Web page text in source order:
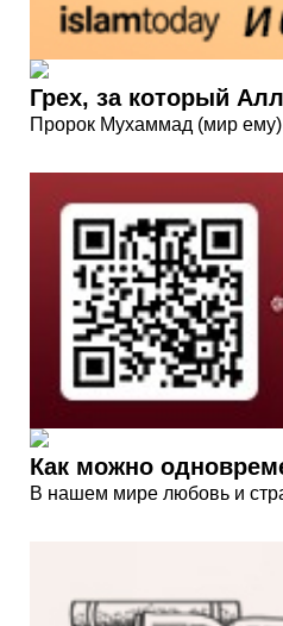
Грех, за который
Пророк Мухаммад (мир ему)
Как можно
В нашем мире любовь и